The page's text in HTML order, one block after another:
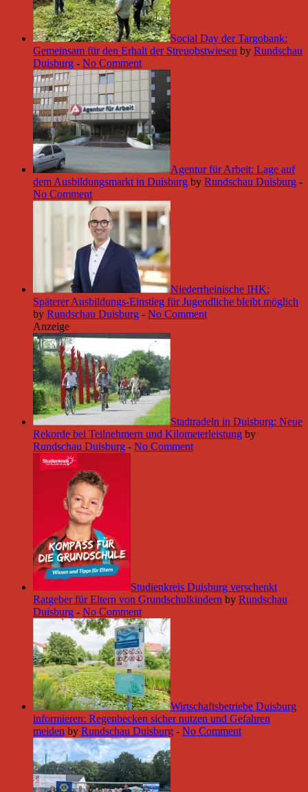
Social Day der Targobank:
Gemeinsam für den Erhalt der Streuobstwiesen by Rundschau
Duisburg - No Comment
Agentur für Arbeit: Lage auf
dem Ausbildungsmarkt in Duisburg by Rundschau Duisburg -
No Comment
Niederrheinische IHK:
Späterer Ausbildungs-Einstieg für Jugendliche bleibt möglich
by Rundschau Duisburg - No Comment
Anzeige
Stadtradeln in Duisburg: Neue
Rekorde bei Teilnehmern und Kilometerleistung by
Rundschau Duisburg - No Comment
Studienkreis Duisburg verschenkt
Ratgeber für Eltern von Grundschulkindern by Rundschau
Duisburg - No Comment
Wirtschaftsbetriebe Duisburg
informieren: Regenbecken sicher nutzen und Gefahren
meiden by Rundschau Duisburg - No Comment